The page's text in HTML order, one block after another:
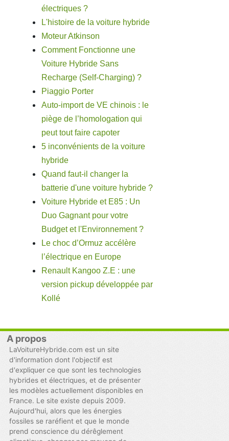
électriques ?
L'histoire de la voiture hybride
Moteur Atkinson
Comment Fonctionne une
Voiture Hybride Sans
Recharge (Self-Charging) ?
Piaggio Porter
Auto-import de VE chinois : le
piège de l’homologation qui
peut tout faire capoter
5 inconvénients de la voiture
hybride
Quand faut-il changer la
batterie d'une voiture hybride ?
Voiture Hybride et E85 : Un
Duo Gagnant pour votre
Budget et l'Environnement ?
Le choc d’Ormuz accélère
l’électrique en Europe
Renault Kangoo Z.E : une
version pickup développée par
Kollé
A propos
LaVoitureHybride.com est un site
d'information dont l'objectif est
d'expliquer ce que sont les technologies
hybrides et électriques, et de présenter
les modèles actuellement disponibles en
France. Le site existe depuis 2009.
Aujourd'hui, alors que les énergies
fossiles se raréfient et que le monde
prend conscience du dérêglement